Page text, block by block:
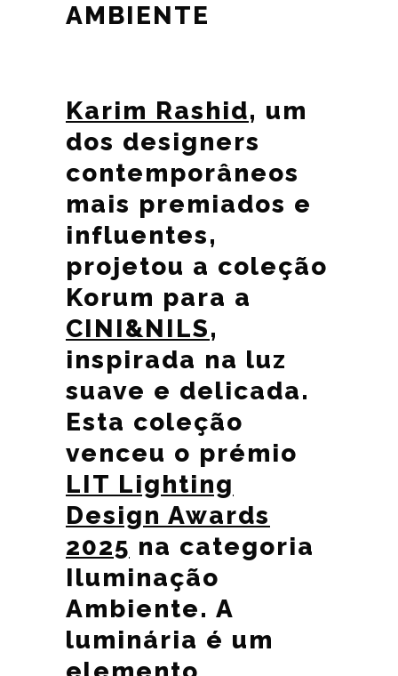
AMBIENTE
Karim Rashid, um
dos designers
contemporâneos
mais premiados e
influentes,
projetou a coleção
Korum para a
CINI&NILS,
inspirada na luz
suave e delicada.
Esta coleção
venceu o prémio
LIT Lighting
Design Awards
2025 na categoria
Iluminação
Ambiente. A
luminária é um